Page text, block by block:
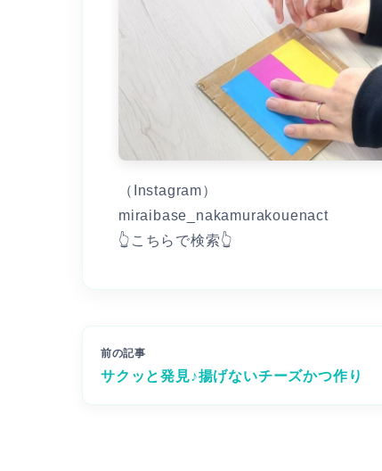
（Instagram）
miraibase_nakamurakouenact
👆こちらで検索👆
前の記事
サクッと発見♪揚げないチーズかつ作り